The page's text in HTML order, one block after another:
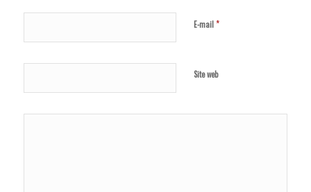
E-mail*
Site web